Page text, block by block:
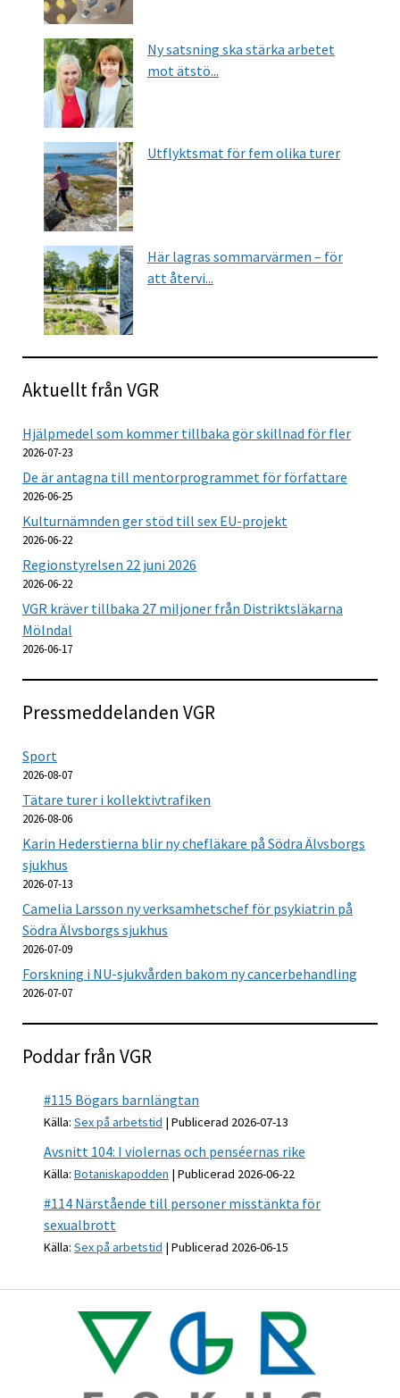
Ny satsning ska stärka arbetet
mot ätstö...
Utflyktsmat för fem olika turer
Här lagras sommarvärmen – för
att återvi...
Aktuellt från VGR
Hjälpmedel som kommer tillbaka gör skillnad för fler
2026-07-23
De är antagna till mentorprogrammet för författare
2026-06-25
Kulturnämnden ger stöd till sex EU-projekt
2026-06-22
Regionstyrelsen 22 juni 2026
2026-06-22
VGR kräver tillbaka 27 miljoner från Distriktsläkarna
Mölndal
2026-06-17
Pressmeddelanden VGR
Sport
2026-08-07
Tätare turer i kollektivtrafiken
2026-08-06
Karin Hederstierna blir ny chefläkare på Södra Älvsborgs
sjukhus
2026-07-13
Camelia Larsson ny verksamhetschef för psykiatrin på
Södra Älvsborgs sjukhus
2026-07-09
Forskning i NU-sjukvården bakom ny cancerbehandling
2026-07-07
Poddar från VGR
#115 Bögars barnlängtan
Källa: Sex på arbetstid Publicerad 2026-07-13
Avsnitt 104: I violernas och penséernas rike
Källa: Botaniskapodden Publicerad 2026-06-22
#114 Närstående till personer misstänkta för
sexualbrott
Källa: Sex på arbetstid Publicerad 2026-06-15